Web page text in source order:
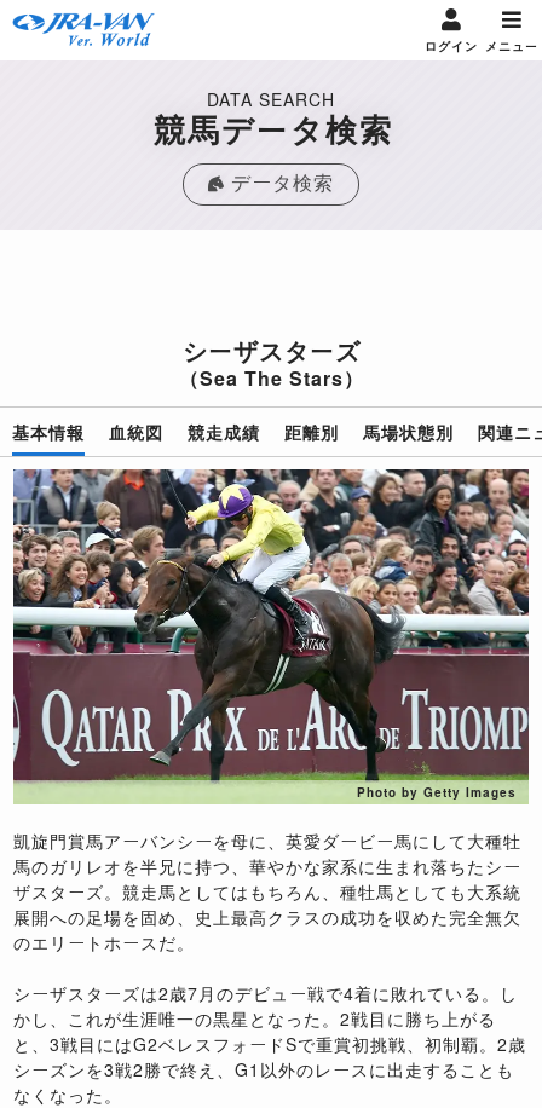
ログイン メニュー
DATA SEARCH
競馬データ検索
データ検索
シーザスターズ
（Sea The Stars）
基本情報 血統図 競走成績 距離別 馬場状態別 関連ニ
Photo by Getty Images
凱旋門賞馬アーバンシーを母に、英愛ダービー馬にして大種牡
馬のガリレオを半兄に持つ、華やかな家系に生まれ落ちたシー
ザスターズ。競走馬としてはもちろん、種牡馬としても大系統
展開への足場を固め、史上最高クラスの成功を収めた完全無欠
のエリートホースだ。
シーザスターズは2歳7月のデビュー戦で4着に敗れている。し
かし、これが生涯唯一の黒星となった。2戦目に勝ち上がる
と、3戦目にはG2ベレスフォードSで重賞初挑戦、初制覇。2歳
シーズンを3戦2勝で終え、G1以外のレースに出走することも
なくなった。